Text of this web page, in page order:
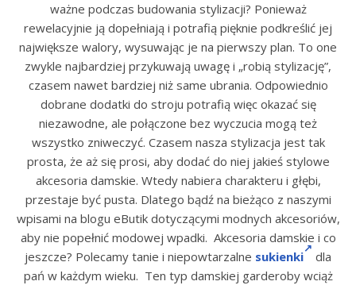
ważne podczas budowania stylizacji? Ponieważ
rewelacyjnie ją dopełniają i potrafią pięknie podkreślić jej
największe walory, wysuwając je na pierwszy plan. To one
zwykle najbardziej przykuwają uwagę i „robią stylizację”,
czasem nawet bardziej niż same ubrania. Odpowiednio
dobrane dodatki do stroju potrafią więc okazać się
niezawodne, ale połączone bez wyczucia mogą też
wszystko zniweczyć. Czasem nasza stylizacja jest tak
prosta, że aż się prosi, aby dodać do niej jakieś stylowe
akcesoria damskie. Wtedy nabiera charakteru i głębi,
przestaje być pusta. Dlatego bądź na bieżąco z naszymi
wpisami na blogu eButik dotyczącymi modnych akcesoriów,
aby nie popełnić modowej wpadki. Akcesoria damskie i co
jeszcze? Polecamy tanie i niepowtarzalne sukienki
dla
pań w każdym wieku. Ten typ damskiej garderoby wciąż